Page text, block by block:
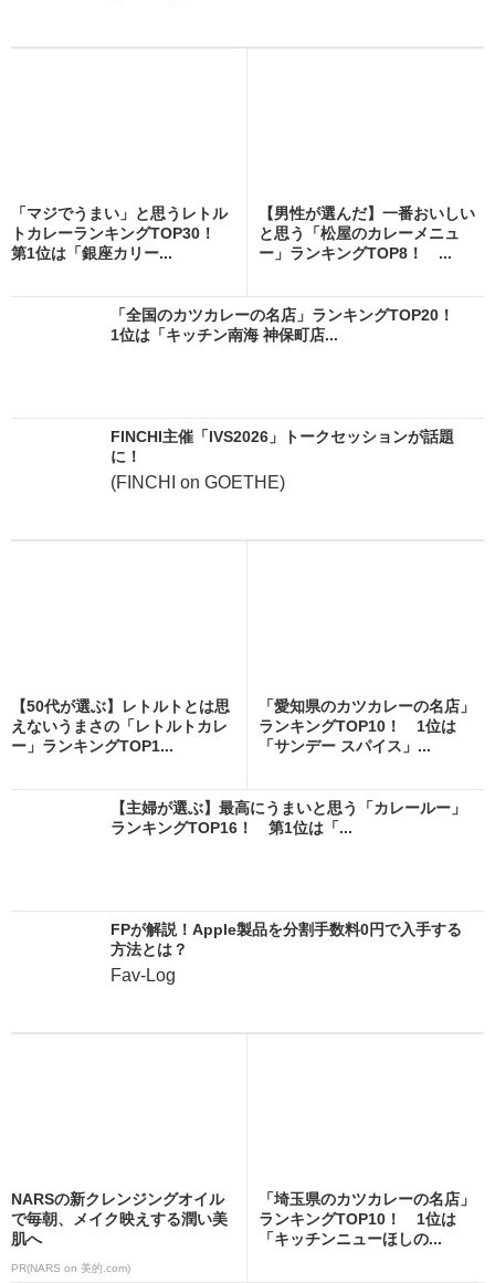
「マジでうまい」と思うレトル
トカレーランキングTOP30！
第1位は「銀座カリー...
【男性が選んだ】一番おいしい
と思う「松屋のカレーメニュ
ー」ランキングTOP8！ ...
「全国のカツカレーの名店」ランキングTOP20！
1位は「キッチン南海 神保町店...
FINCHI主催「IVS2026」トークセッションが話題
に！
(FINCHI on GOETHE)
【50代が選ぶ】レトルトとは思
えないうまさの「レトルトカレ
ー」ランキングTOP1...
「愛知県のカツカレーの名店」
ランキングTOP10！ 1位は
「サンデー スパイス」...
【主婦が選ぶ】最高にうまいと思う「カレールー」
ランキングTOP16！ 第1位は「...
FPが解説！Apple製品を分割手数料0円で入手する
方法とは？
Fav-Log
NARSの新クレンジングオイル
で毎朝、メイク映えする潤い美
肌へ
PR(NARS on 美的.com)
「埼玉県のカツカレーの名店」
ランキングTOP10！ 1位は
「キッチンニューほしの...